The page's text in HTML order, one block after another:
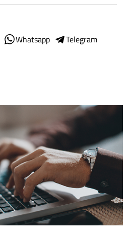
Whatsapp
Telegram